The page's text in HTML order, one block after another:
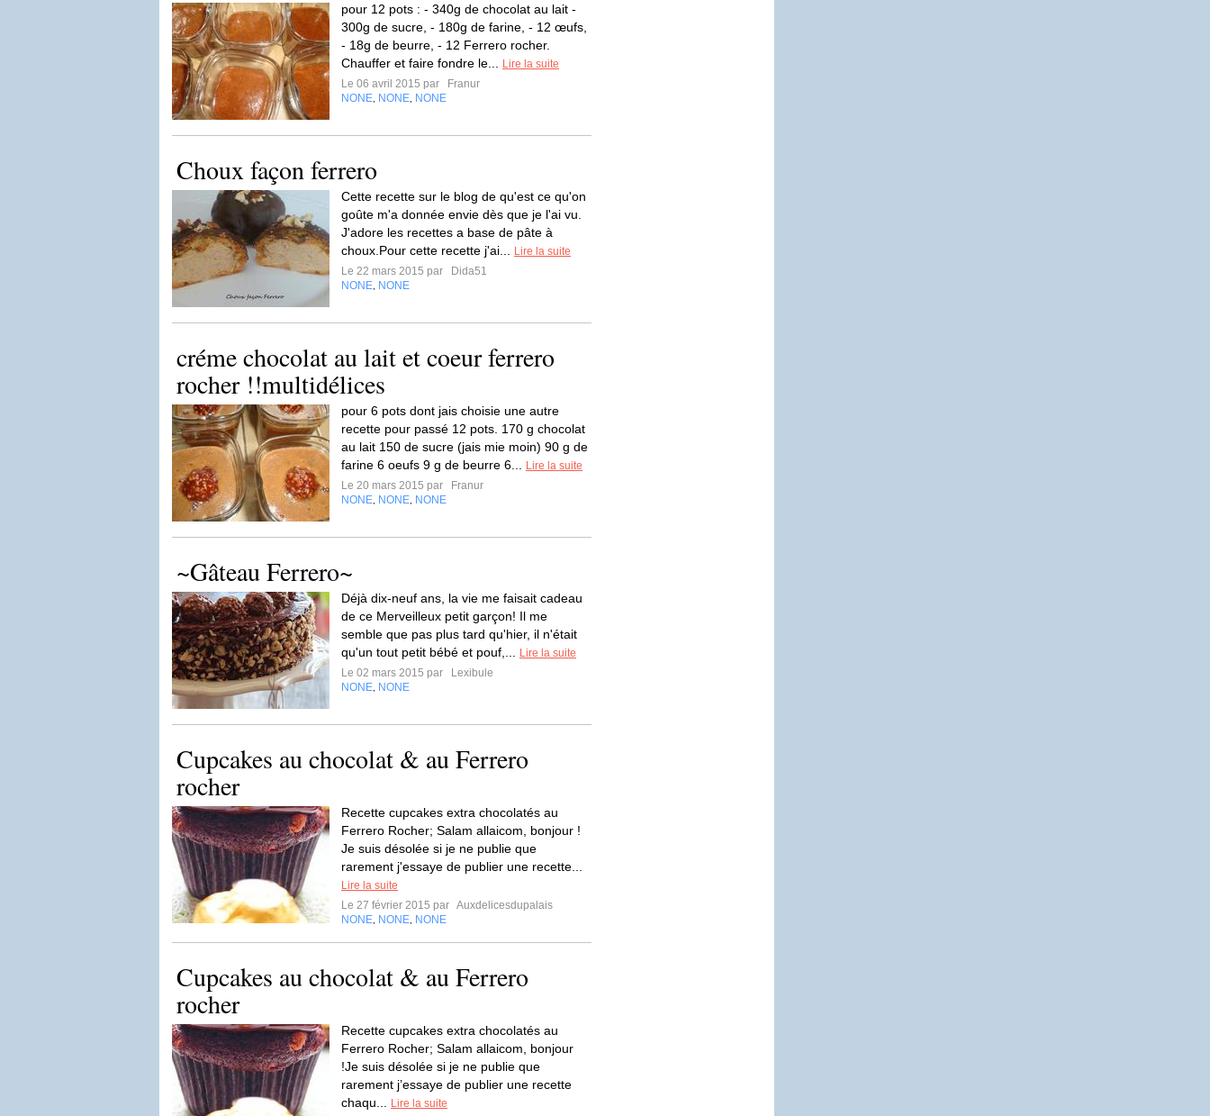
pour 12 pots : - 340g de chocolat au lait -
300g de sucre, - 180g de farine, - 12 œufs,
- 18g de beurre, - 12 Ferrero rocher.
Chauffer et faire fondre le...
Lire la suite
Le 06 avril 2015 par
Franur
NONE NONE NONE
Choux façon ferrero
Cette recette sur le blog de qu'est ce qu'on
goûte m'a donnée envie dès que je l'ai vu.
J'adore les recettes a base de pâte à
choux.Pour cette recette j'ai...
Lire la suite
Le 22 mars 2015 par
Dida51
NONE NONE
créme chocolat au lait et coeur ferrero
rocher !!multidélices
pour 6 pots dont jais choisie une autre
recette pour passé 12 pots. 170 g chocolat
au lait 150 de sucre (jais mie moin) 90 g de
farine 6 oeufs 9 g de beurre 6...
Lire la suite
Le 20 mars 2015 par
Franur
NONE NONE NONE
~Gâteau Ferrero~
Déjà dix-neuf ans, la vie me faisait cadeau
de ce Merveilleux petit garçon! Il me
semble que pas plus tard qu'hier, il n'était
qu'un tout petit bébé et pouf,...
Lire la suite
Le 02 mars 2015 par
Lexibule
NONE NONE
Cupcakes au chocolat & au Ferrero
rocher
Recette cupcakes extra chocolatés au
Ferrero Rocher; Salam allaicom, bonjour !
Je suis désolée si je ne publie que
rarement j'essaye de publier une recette...
Lire la suite
Le 27 février 2015 par Auxdelicesdupalais
NONE NONE NONE
Cupcakes au chocolat & au Ferrero
rocher
Recette cupcakes extra chocolatés au
Ferrero Rocher; Salam allaicom, bonjour
!Je suis désolée si je ne publie que
rarement j’essaye de publier une recette
chaqu...
Lire la suite